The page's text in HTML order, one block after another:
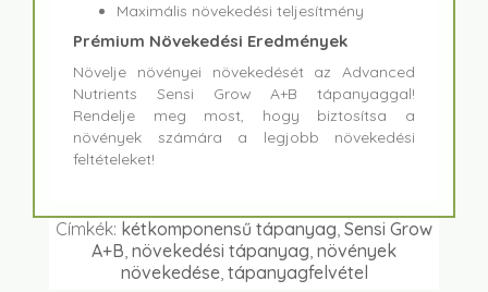
Maximális növekedési teljesítmény
Prémium Növekedési Eredmények
Növelje növényei növekedését az Advanced
Nutrients Sensi Grow A+B tápanyaggal!
Rendelje meg most, hogy biztosítsa a
növények számára a legjobb növekedési
feltételeket!
Címkék: kétkomponensű tápanyag, Sensi Grow
A+B, növekedési tápanyag, növények
növekedése, tápanyagfelvétel